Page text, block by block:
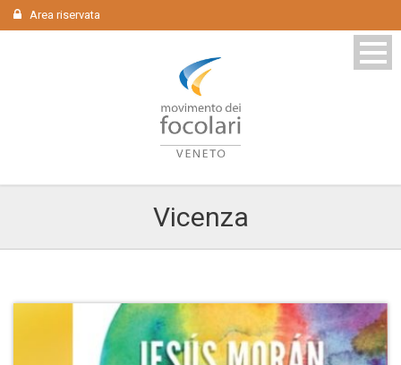
Area riservata
Vicenza